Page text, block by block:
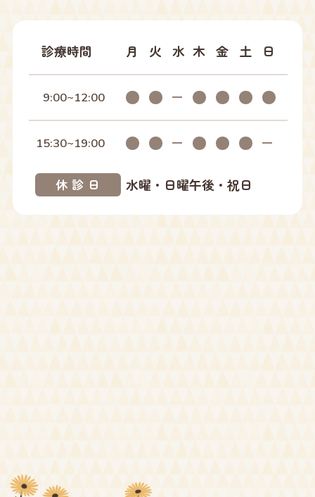
2025年04月
2025年02月
2024年12月
2024年10月
診療時間 月 火 水 木 金 土 日
9:00~12:00
15:30~19:00
休診日 水曜・日曜午後・祝日